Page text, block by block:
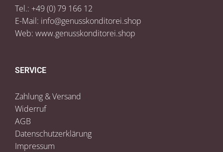
Tel.: +49 (0) 79 166 12
E-Mail: info@genusskonditorei.shop
Web: www.genusskonditorei.shop
SERVICE
Zahlung & Versand
Widerruf
AGB
Datenschutzerklärung
Impressum